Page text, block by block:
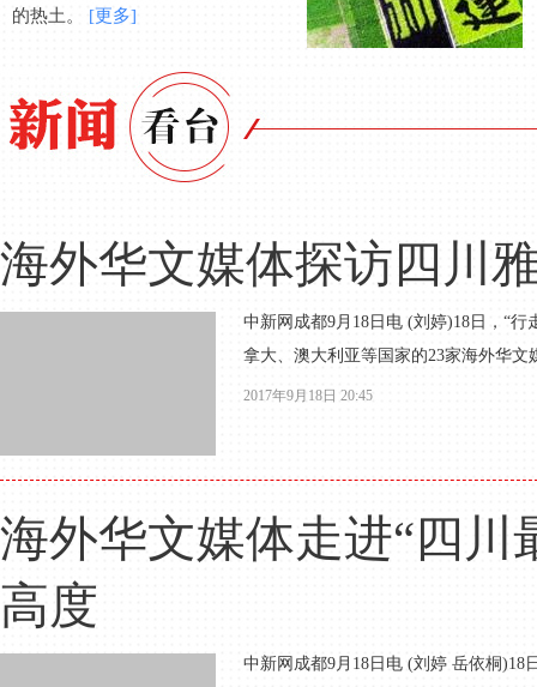
的热土。 [更多]
海外华文媒体探访四川
中新网成都9月18日电 (刘婷)18日，“
拿大、澳大利亚等国家的23家海外华
2017年9月18日 20:45
海外华文媒体走进“四川
高度
中新网成都9月18日电 (刘婷 岳依桐)18